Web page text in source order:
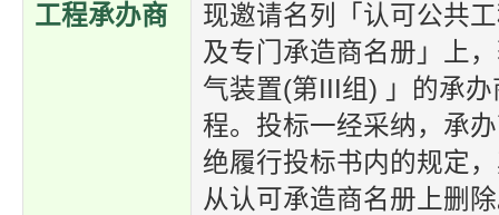
工程承办商
现邀请名列「认可公共
及专门承造商名册」上
气装置(第III组) 」的承
程。投标一经采纳，承
绝履行投标书内的规定
从认可承造商名册上删